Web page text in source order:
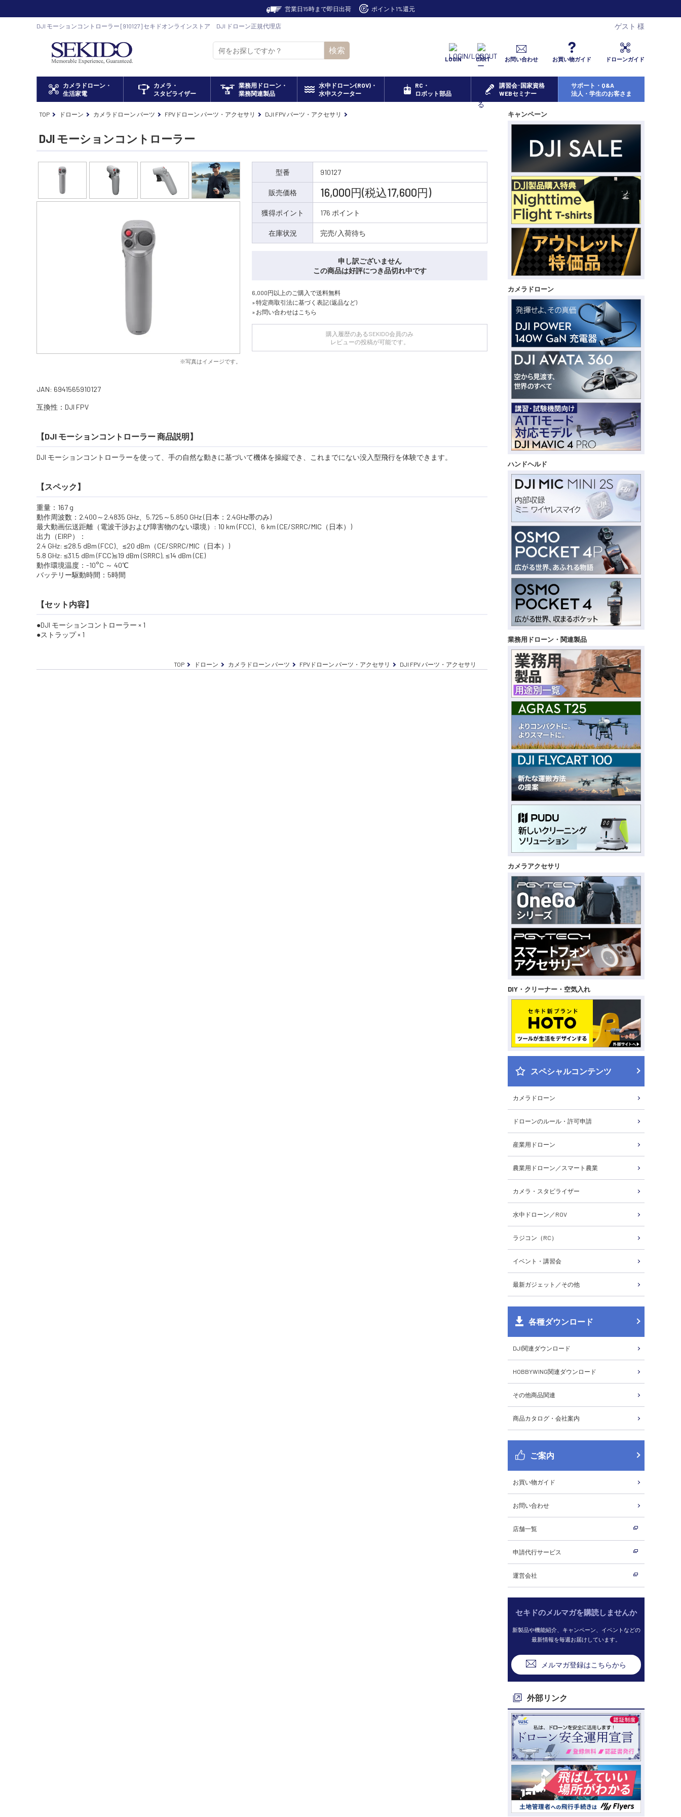
営業日15時まで即日出荷 ポイント1%還元
DJI モーションコントローラー [910127] セキドオンラインストア DJI ドローン正規代理店 ゲスト 様
検索
LOGIN CART お問い合わせ お買い物ガイド ドローンガイド
カメラドローン・
生活家電
カメラ・
スタビライザー
業務用ドローン・
業務関連製品
水中ドローン(ROV)・
水中スクーター
RC・
ロボット部品
講習会･国家資格
WEBセミナー
サポート・Q&A
法人・学生のお客さま
キャンペーン
カメラドローン
ハンドヘルド
業務用ドローン・関連製品
カメラアクセサリ
DIY・クリーナー・空気入れ
スペシャルコンテンツ
カメラドローン
ドローンのルール・許可申請
産業用ドローン
農業用ドローン／スマート農業
カメラ・スタビライザー
水中ドローン／ROV
ラジコン（RC）
イベント・講習会
最新ガジェット／その他
各種ダウンロード
DJI関連ダウンロード
HOBBYWING関連ダウンロード
その他商品関連
商品カタログ・会社案内
ご案内
お買い物ガイド
お問い合わせ
店舗一覧
申請代行サービス
運営会社
セキドのメルマガを購読しませんか
新製品や機能紹介、キャンペーン、イベントなどの
最新情報を毎週お届けしています。
メルマガ登録はこちらから
外部リンク
TOP ドローン カメラドローン パーツ FPVドローン パーツ・アクセサリ DJI FPV パーツ・アクセサリ
DJI モーションコントローラー
※写真はイメージです。
型番 910127
販売価格 16,000円(税込17,600円)
獲得ポイント 176 ポイント
在庫状況 完売/入荷待ち
申し訳ございません
この商品は好評につき品切れ中です
6,000円以上のご購入で送料無料
» 特定商取引法に基づく表記 (返品など)
» お問い合わせはこちら
購入履歴のあるSEKIDO会員のみ
レビューの投稿が可能です。
JAN: 6941565910127
互換性：DJI FPV
【DJI モーションコントローラー 商品説明】
DJI モーションコントローラーを使って、手の自然な動きに基づいて機体を操縦でき、これまでにない没入型飛行を体験できます。
【スペック】
重量：167 g
動作周波数：2.400～2.4835 GHz、5.725～5.850 GHz (日本：2.4GHz帯のみ)
最大動画伝送距離（電波干渉および障害物のない環境）: 10 km (FCC)、6 km (CE/SRRC/MIC（日本）)
出力（EIRP）：
2.4 GHz: ≤28.5 dBm (FCC)、≤20 dBm（CE/SRRC/MIC（日本）)
5.8 GHz: ≤31.5 dBm (FCC)≤19 dBm (SRRC), ≤14 dBm (CE)
動作環境温度：-10°C ～ 40℃
バッテリー駆動時間：5時間
【セット内容】
●DJI モーションコントローラー × 1
●ストラップ × 1
TOP ドローン カメラドローン パーツ FPVドローン パーツ・アクセサリ DJI FPV パーツ・アクセサリ